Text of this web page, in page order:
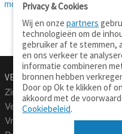
model-geest
VERTALEN.NU
Zinnen vertalen
Verklarend woordenboek
Vraagbaak
Privacy & Cookies
Wij en onzepartners
technologieën om de
gebruiker af te stemmen,
en ons verkeer te
informatie combineren
bronnen hebben
Door op Ok te klikken of
akkoord met de
Cookiebeleid.